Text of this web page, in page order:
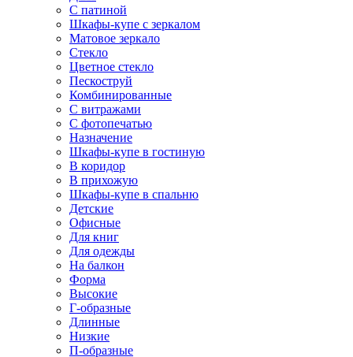
С патиной
Шкафы-купе с зеркалом
Матовое зеркало
Стекло
Цветное стекло
Пескоструй
Комбинированные
С витражами
С фотопечатью
Назначение
Шкафы-купе в гостиную
В коридор
В прихожую
Шкафы-купе в спальню
Детские
Офисные
Для книг
Для одежды
На балкон
Форма
Высокие
Г-образные
Длинные
Низкие
П-образные